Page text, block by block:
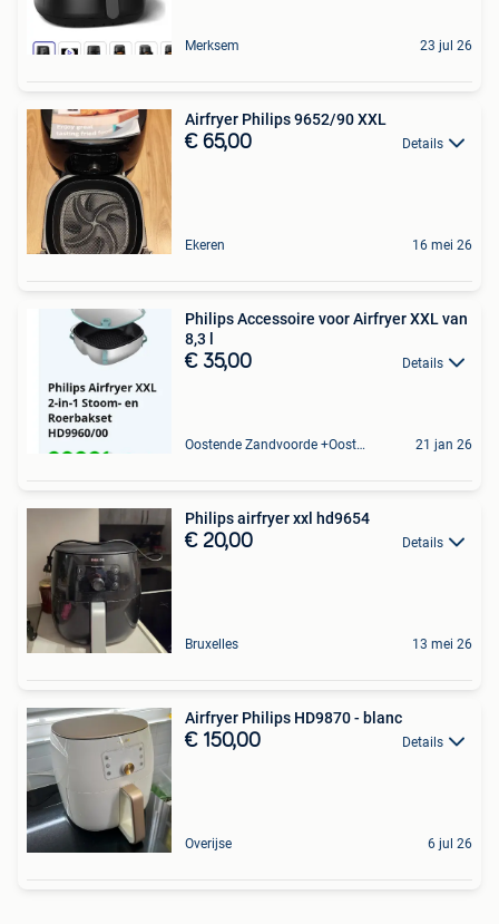
Merksem 23 jul 26
Airfryer Philips 9652/90 XXL
€ 65,00 Details
Ekeren 16 mei 26
Philips Accessoire voor Airfryer XXL van
8,3 l
€ 35,00 Details
Oostende Zandvoorde +Oostende 21 jan 26
Philips airfryer xxl hd9654
€ 20,00 Details
Bruxelles 13 mei 26
Airfryer Philips HD9870 - blanc
€ 150,00 Details
Overijse 6 jul 26